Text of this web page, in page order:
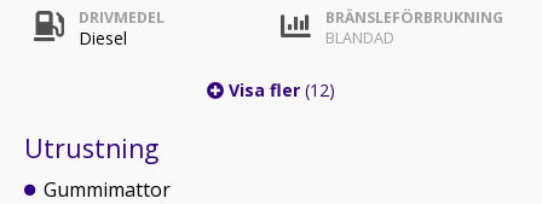
DRIVMEDEL
Diesel
BRÄNSLEFÖRBRUKNING
BLANDAD
Visa fler (12)
Utrustning
Gummimattor